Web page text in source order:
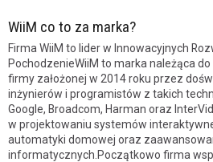
WiiM co to za marka?
Firma WiiM to lider w Innowacyjnych
PochodzenieWiiM to marka należąca do
firmy założonej w 2014 roku przez
inżynierów i programistów z takich
Google, Broadcom, Harman oraz
w projektowaniu systemów
automatyki domowej oraz
informatycznych.Początkowo firma